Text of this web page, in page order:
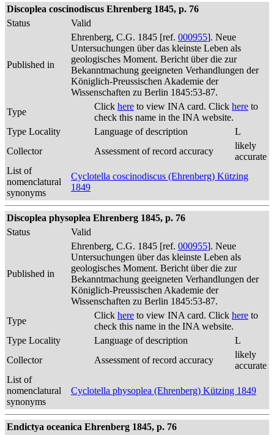
Discoplea coscinodiscus Ehrenberg 1845, p. 76
Status
Valid
Published in
Ehrenberg, C.G. 1845 [ref. 000955]. Neue
Untersuchungen über das kleinste Leben als
geologisches Moment. Bericht über die zur
Bekanntmachung geeigneten Verhandlungen der
Königlich-Preussischen Akademie der
Wissenschaften zu Berlin 1845:53-87.
Type
Click here to view INA card. Click here to
check this name in the INA website.
Type Locality
Language of description
L
Collector
Assessment of record accuracy
likely
accurate
List of
nomenclatural
synonyms
Cyclotella coscinodiscus (Ehrenberg) Kützing
1849
Discoplea physoplea Ehrenberg 1845, p. 76
Status
Valid
Published in
Ehrenberg, C.G. 1845 [ref. 000955]. Neue
Untersuchungen über das kleinste Leben als
geologisches Moment. Bericht über die zur
Bekanntmachung geeigneten Verhandlungen der
Königlich-Preussischen Akademie der
Wissenschaften zu Berlin 1845:53-87.
Type
Click here to view INA card. Click here to
check this name in the INA website.
Type Locality
Language of description
L
Collector
Assessment of record accuracy
likely
accurate
List of
nomenclatural
synonyms
Cyclotella physoplea (Ehrenberg) Kützing 1849
Endictya oceanica Ehrenberg 1845, p. 76